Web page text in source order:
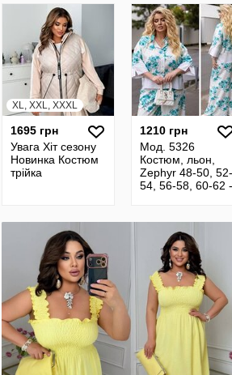
XL, XXL, XXXL
1695 грн
Увага Хіт сезону
Новинка Костюм
трійка
1210 грн
Мод. 5326
Костюм, льон,
Zephyr 48-50, 52-
54, 56-58, 60-62 -
бірю